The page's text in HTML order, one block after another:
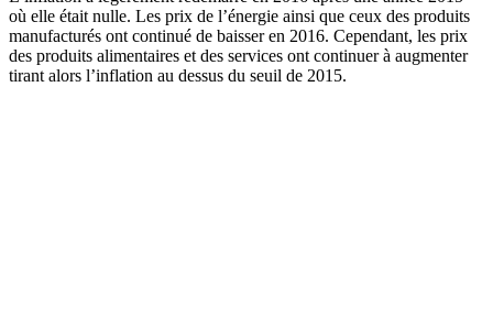
où elle était nulle. Les prix de l’énergie ainsi que ceux des produits
manufacturés ont continué de baisser en 2016. Cependant, les prix
des produits alimentaires et des services ont continuer à augmenter
tirant alors l’inflation au dessus du seuil de 2015.